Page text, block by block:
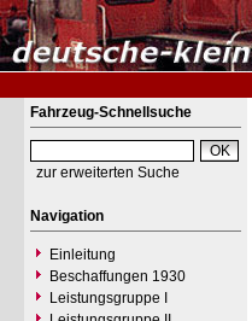
Fahrzeug-Schnellsuche
zur erweiterten Suche
Navigation
Einleitung
Beschaffungen 1930
Leistungsgruppe I